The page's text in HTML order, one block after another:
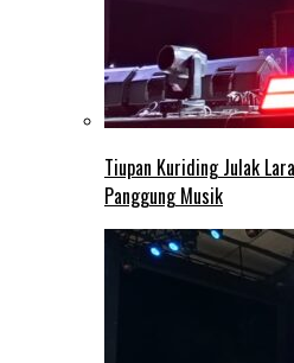
Tiupan Kuriding Julak
Panggung Musik